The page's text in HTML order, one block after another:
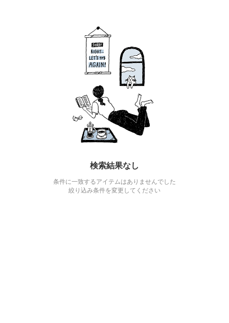
検索結果なし
条件に一致するアイテムはありませんでした
絞り込み条件を変更してください